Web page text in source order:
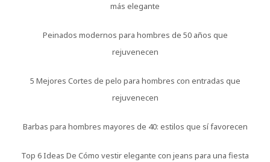
más elegante
Peinados modernos para hombres de 50 años que
rejuvenecen
5 Mejores Cortes de pelo para hombres con entradas que
rejuvenecen
Barbas para hombres mayores de 40: estilos que sí favorecen
Top 6 Ideas De Cómo vestir elegante con jeans para una fiesta